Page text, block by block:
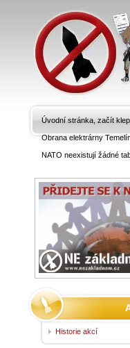
Úvodní stránka, začít
Obrana elektrárny
NATO neexistují žádné
Historie akcí